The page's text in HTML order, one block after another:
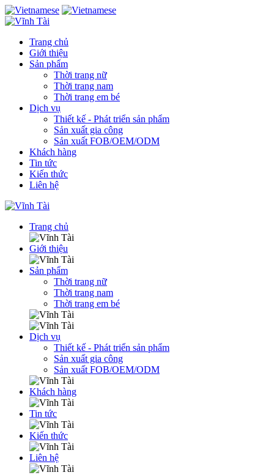
Trang chủ
Giới thiệu
Sản phẩm
Thời trang nữ
Thời trang nam
Thời trang em bé
Dịch vụ
Thiết kế - Phát triển sản phẩm
Sản xuất gia công
Sản xuất FOB/OEM/ODM
Khách hàng
Tin tức
Kiến thức
Liên hệ
Trang chủ
Giới thiệu
Sản phẩm
Thời trang nữ
Thời trang nam
Thời trang em bé
Dịch vụ
Thiết kế - Phát triển sản phẩm
Sản xuất gia công
Sản xuất FOB/OEM/ODM
Khách hàng
Tin tức
Kiến thức
Liên hệ